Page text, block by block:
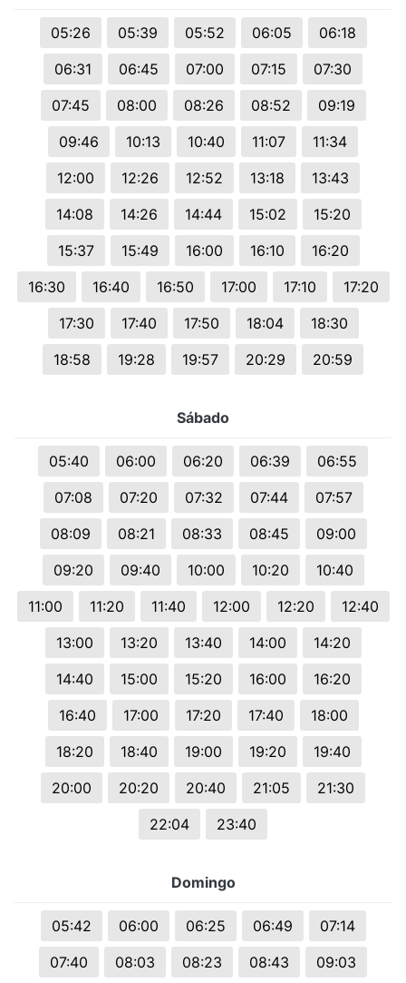
05:26 05:39 05:52 06:05
06:18
06:31
06:45 07:00 07:15
07:30
07:45
08:00 08:26 08:52
09:19
09:46
10:13 10:40 11:07
11:34
12:00
12:26 12:52 13:18
13:43
14:08
14:26 14:44 15:02
15:20
15:37
15:49 16:00 16:10
16:20
16:30
16:40 16:50 17:00 17:10
17:20
17:30
17:40 17:50 18:04
18:30
18:58
19:28 19:57 20:29 20:59
Sábado
05:40 06:00 06:20 06:39
06:55
07:08
07:20 07:32 07:44
07:57
08:09
08:21 08:33 08:45
09:00
09:20
09:40 10:00 10:20
10:40
11:00
11:20 11:40 12:00 12:20
12:40
13:00
13:20 13:40 14:00
14:20
14:40
15:00 15:20 16:00
16:20
16:40
17:00 17:20 17:40
18:00
18:20
18:40 19:00 19:20
19:40
20:00
20:20 20:40 21:05
21:30
22:04
23:40
Domingo
05:42 06:00 06:25 06:49
07:14
07:40
08:03 08:23 08:43
09:03